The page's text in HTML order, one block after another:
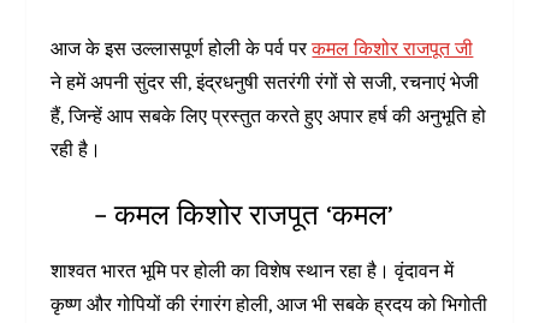
आज के इस उल्लासपूर्ण होली के पर्व परकमल किशोर राजपूत जी
ने हमें अपनी सुंदर सी, इंद्रधनुषी सतरंगी रंगों से सजी, रचनाएं भेजी
हैं, जिन्हें आप सबके लिए प्रस्तुत करते हुए अपार हर्ष की अनुभूति हो
रही है।
– कमल किशोर राजपूत ‘कमल’
शाश्वत भारत भूमि पर होली का विशेष स्थान रहा है। वृंदावन में
कृष्ण और गोपियों की रंगारंग होली, आज भी सबके ह्रदय को भिगोती